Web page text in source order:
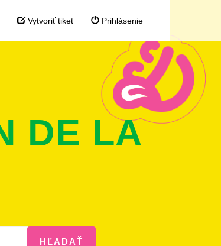
Vytvoriť tiket Prihlásenie
DE LA